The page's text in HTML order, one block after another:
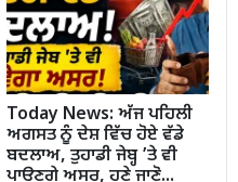
Today News: ਅੱਜ ਪਹਿਲੀ
ਅਗਸਤ ਨੂੰ ਦੇਸ਼ ਵਿੱਚ ਹੋਏ ਵੱਡੇ
ਬਦਲਾਅ, ਤੁਹਾਡੀ ਜੇਬ੍ਹ ’ਤੇ ਵੀ